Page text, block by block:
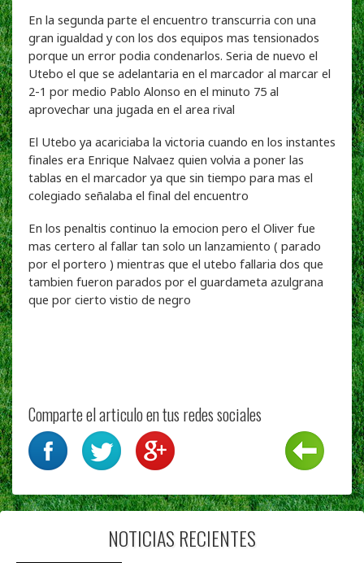
En la segunda parte el encuentro transcurria con una
gran igualdad y con los dos equipos mas tensionados
porque un error podia condenarlos. Seria de nuevo el
Utebo el que se adelantaria en el marcador al marcar el
2-1 por medio Pablo Alonso en el minuto 75 al
aprovechar una jugada en el area rival
El Utebo ya acariciaba la victoria cuando en los instantes
finales era Enrique Nalvaez quien volvia a poner las
tablas en el marcador ya que sin tiempo para mas el
colegiado señalaba el final del encuentro
En los penaltis continuo la emocion pero el Oliver fue
mas certero al fallar tan solo un lanzamiento ( parado
por el portero ) mientras que el utebo fallaria dos que
tambien fueron parados por el guardameta azulgrana
que por cierto vistio de negro
Comparte el articulo en tus redes sociales
NOTICIAS RECIENTES